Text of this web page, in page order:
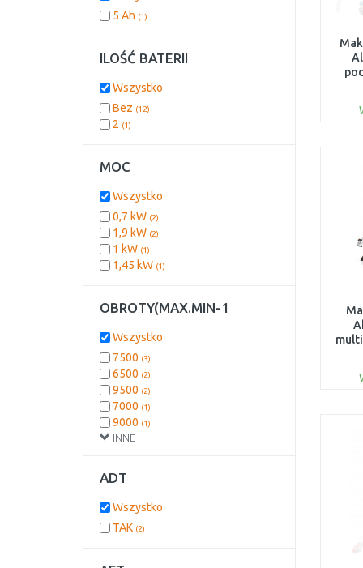
5 Ah (1)
ILOŚĆ BATERII
Wszystko
Bez (12)
2 (1)
MOC
Wszystko
0,7 kW (2)
1,9 kW (2)
1 kW (1)
1,45 kW (1)
OBROTY(MAX.MIN-1
INNE
Wszystko
7500 (3)
6500 (2)
9500 (2)
7000 (1)
9000 (1)
9700
ADT
Wszystko
TAK (2)